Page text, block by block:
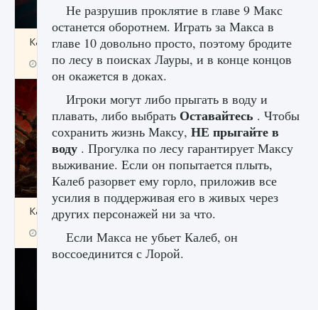
Как создавать предметы в Creatures of Ava
9 августа 2024 1 266 0 0
Как найти Гробницу Изгоев в Diablo 4
9 августа 2024 1 337
Не разрушив проклятие в главе 9 Макс
останется оборотнем. Играть за Макса в
главе 10 довольно просто, поэтому бродите
по лесу в поисках Лауры, и в конце концов
он окажется в доках.
Игроки могут либо прыгать в воду и
плавать, либо выбрать Оставайтесь . Чтобы
сохранить жизнь Максу, НЕ прыгайте в
воду . Прогулка по лесу гарантирует Максу
выживание. Если он попытается плыть,
Калеб разорвет ему горло, приложив все
усилия в поддерживая его в живых через
других персонажей ни за что.
Если Макса не убьет Калеб, он
воссоединится с Лорой.